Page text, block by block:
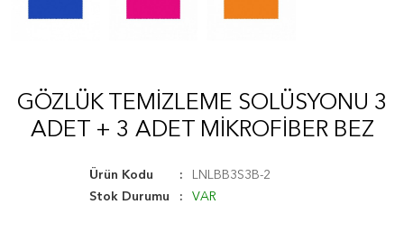
GÖZLÜK TEMIZLEME SOLÜSYONU 3
ADET + 3 ADET MIKROFIBER BEZ
Ürün Kodu
LNLBB3S3B-2
Stok Durumu
VAR